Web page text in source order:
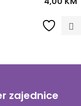
zajednice